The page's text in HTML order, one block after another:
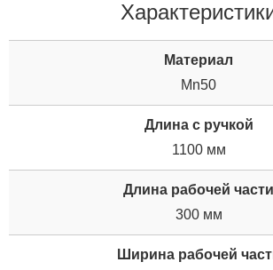
Материал
Mn50
Длина с ручкой
1100 мм
Длина рабочей части
300 мм
Ширина рабочей